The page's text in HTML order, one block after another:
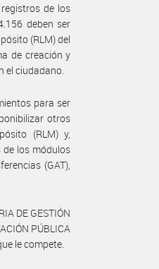
de los
deben ser
(RLM) del
de creación y
el ciudadano.
para ser
otros
(RLM) y,
los módulos
(GAT),
DE GESTIÓN
PÚBLICA
le compete.